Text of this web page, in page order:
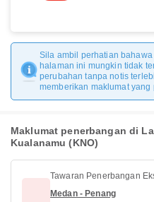
Sila ambil perhatian
halaman ini mungkin tidak
perubahan tanpa notis
memberikan maklumat
Maklumat penerbangan di
Kualanamu (KNO)
Tawaran Penerbangan
Medan - Penang